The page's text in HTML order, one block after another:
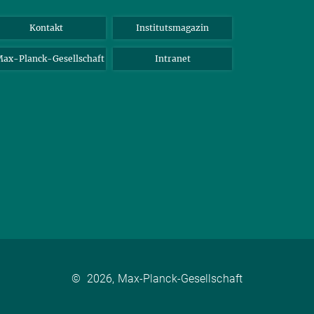
Kontakt Institutsmagazin
Planck-Gesellschaft Intranet
© 2026, Max-Planck-Gesellschaft